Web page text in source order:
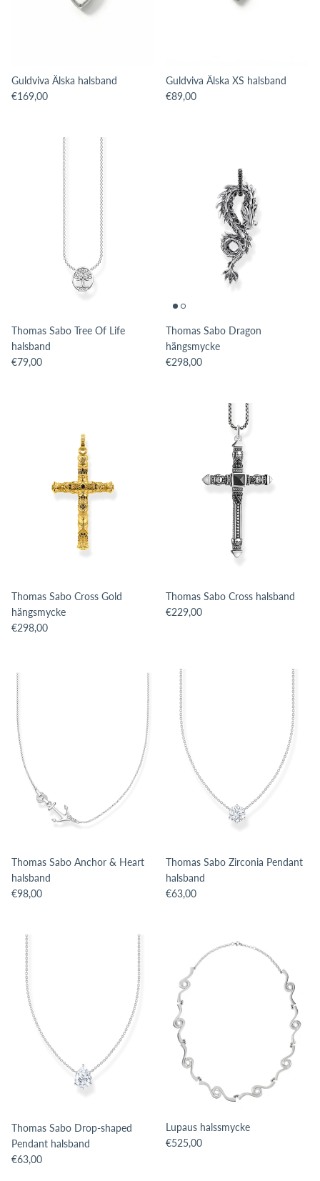
Guldviva Älska halsband
Translation missing: sv.products.product.price.regular_price
€169,00
Guldviva Älska XS halsband
Translation missing:
€89,00
Thomas Sabo Tree Of Life
halsband
Translation missing: sv.products.product.price.regular_price
€79,00
Thomas Sabo Dragon
hängsmycke
Translation missing:
€298,00
Thomas Sabo Cross Gold
hängsmycke
Translation missing: sv.products.product.price.regular_price
€298,00
Thomas Sabo Cross halsband
Translation missing:
€229,00
Thomas Sabo Anchor & Heart
halsband
Translation missing: sv.products.product.price.regular_price
€98,00
Thomas Sabo Zirconia Pendant
halsband
Translation missing:
€63,00
Thomas Sabo Drop-shaped
Pendant halsband
Translation missing: sv.products.product.price.regular_price
€63,00
Lupaus halssmycke
Translation missing:
€525,00